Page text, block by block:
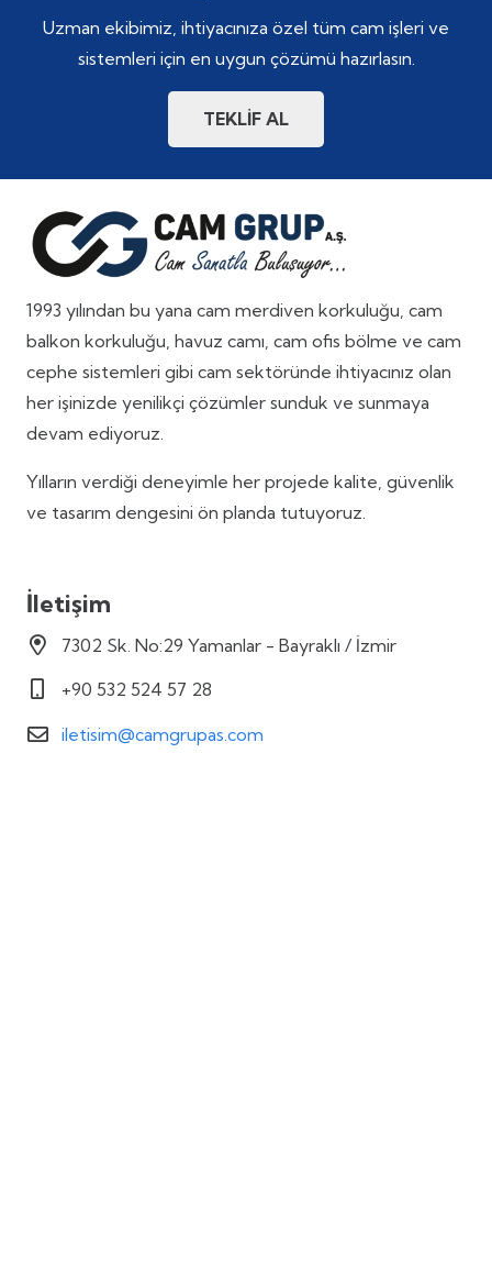
Uzman ekibimiz, ihtiyacınıza özel tüm cam işleri ve
sistemleri için en uygun çözümü hazırlasın.
TEKLİF AL
1993 yılından bu yana cam merdiven korkuluğu, cam
balkon korkuluğu, havuz camı, cam ofis bölme ve cam
cephe sistemleri gibi cam sektöründe ihtiyacınız olan
her işinizde yenilikçi çözümler sunduk ve sunmaya
devam ediyoruz.
Yılların verdiği deneyimle her projede kalite, güvenlik
ve tasarım dengesini ön planda tutuyoruz.
İletişim
7302 Sk. No:29 Yamanlar - Bayraklı / İzmir
+90 532 524 57 28
iletisim@camgrupas.com